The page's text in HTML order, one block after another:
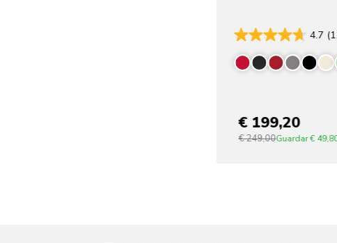
4.7
€ 199,20
€ 249,00Guardar€